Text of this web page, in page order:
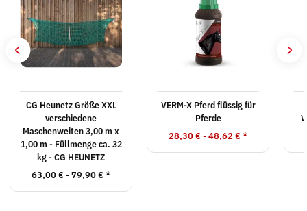
CG Heunetz Größe XXL
verschiedene
Maschenweiten 3,00 m x
1,00 m - Füllmenge ca. 32
kg - CG HEUNETZ
63,00 € -79,90 €*
VERM-X Pferd flüssig für
Pferde
28,30 € -48,62 €*